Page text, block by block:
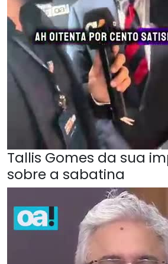
Tallis Gomes da sua
sobre a sabatina